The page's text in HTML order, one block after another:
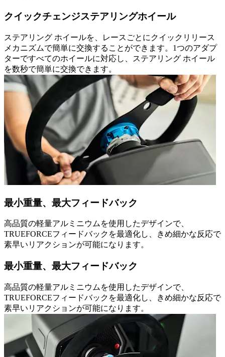
クイックチェンジステアリングホイール
ステアリング ホイールを、レースごとにクイックリリース
メカニズムで簡単に交換することができます。1つのアダプ
ターですべてのホイールに対応し、ステアリング ホイール
を数秒で簡単に交換できます。
最小重量、最大フィードバック
高品質の軽量アルミニウムを使用したデザインで、
TRUEFORCEフィードバックを最適化し、きめ細かな反応で
素早いリアクションが可能になります。
最小重量、最大フィードバック
高品質の軽量アルミニウムを使用したデザインで、
TRUEFORCEフィードバックを最適化し、きめ細かな反応で
素早いリアクションが可能になります。